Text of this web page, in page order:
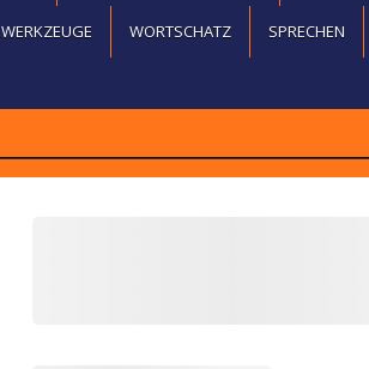
WERKZEUGE WORTSCHATZ SPRECHEN